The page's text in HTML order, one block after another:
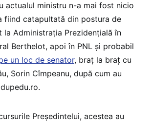
actualul ministru n-a mai fost nicio
fiind catapultată din postura de
la Administrația Prezidențială în
Berthelot, apoi în PNL și probabil
un loc de senator, braț la braț cu
Sorin Cîmpeanu, după cum au
Președintelui, acestea au